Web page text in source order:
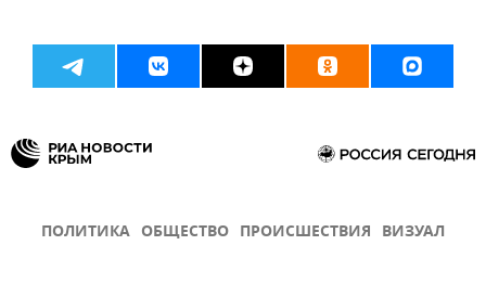
ПОЛИТИКА ОБЩЕСТВО ПРОИСШЕСТВИЯ ВИЗУАЛ